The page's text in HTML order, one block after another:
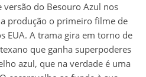
versão do Besouro Azul nos
produção o primeiro filme de
EUA. A trama gira em torno de
que ganha superpoderes
azul, que na verdade é uma